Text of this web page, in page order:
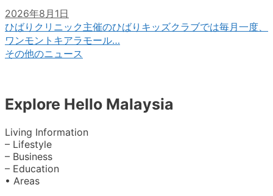
2026年8月1日
ひばりクリニック主催のひばりキッズクラブでは毎月一度、
ワンモントキアラモール…
その他のニュース
Explore Hello Malaysia
Living Information
– Lifestyle
– Business
– Education
• Areas